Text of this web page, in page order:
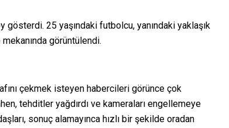
gösterdi. 25 yaşındaki futbolcu, yanındaki yaklaşık
görüntülendi.
çekmek isteyen habercileri görünce çok
tehditler yağdırdı ve kameraları engellemeye
sonuç alamayınca hızlı bir şekilde oradan